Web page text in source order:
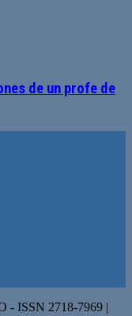
de un profe de
- ISSN 2718-7969 |